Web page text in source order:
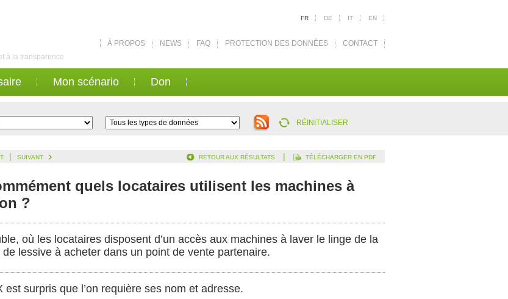
à la transparence
FR DE IT EN
À PROPOS NEWS FAQ PROTECTION DES DONNÉES CONTACT
Mon scénario Don
RÉINITIALISER
| SUIVANT RETOUR AUX RÉSULTATS | TÉLÉCHARGER EN PDF
quels locataires utilisent les machines à
?
où les locataires disposent d’un accès aux machines à laver le linge de la
lessive à acheter dans un point de vente partenaire.
est surpris que l’on requière ses nom et adresse.